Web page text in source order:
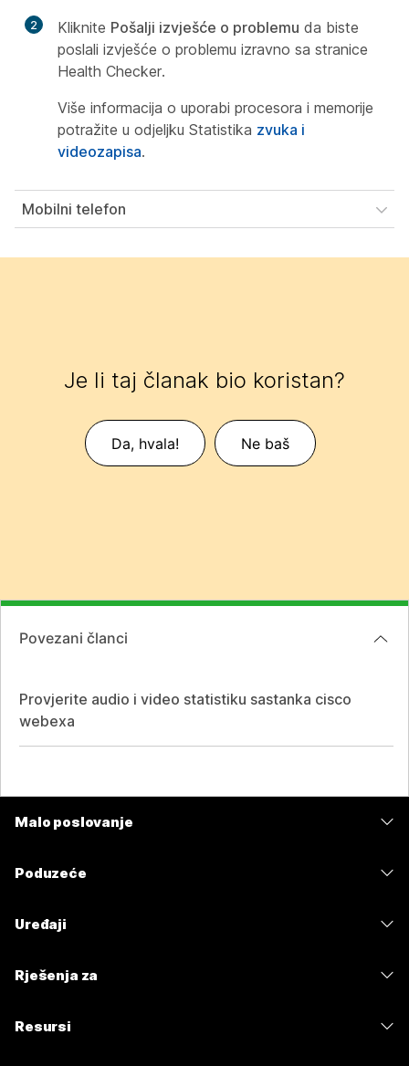
2 Kliknite Pošalji izvješće o problemu da biste
poslali izvješće o problemu izravno sa stranice
Health Checker.
Više informacija o uporabi procesora i memorije
potražite u odjeljku Statistika zvuka i
videozapisa.
Mobilni telefon
Je li taj članak bio koristan?
Da, hvala! Ne baš
Povezani članci
Provjerite audio i video statistiku sastanka cisco
webexa
Malo poslovanje
Poduzeće
Uređaji
Rješenja za
Resursi